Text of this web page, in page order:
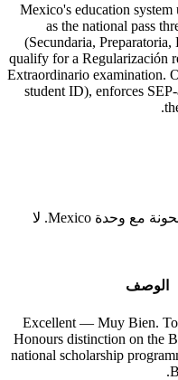
Mexico's education system
as the national pass
(Secundaria,
qualify for a Regularización
Extraordinario examination.
student ID), enforces
نطاقات الدرجات المعدّة مسبقًا والمشحونة مع وحدة Mexico. لا
الوصف
Excellent — Muy Bien.
Honours distinction on the
national scholarship